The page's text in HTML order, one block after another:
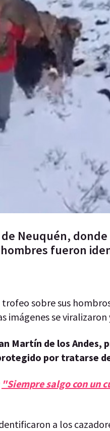
Neuquén,
fueron
sobre sus
imágenes se
Martín de los Andes,
por tratarse
"Siempre salgo con un
a los